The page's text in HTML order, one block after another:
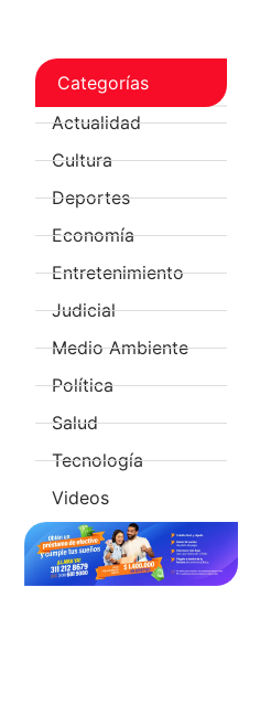
Categorías
Actualidad
Cultura
Deportes
Economía
Entretenimiento
Judicial
Medio Ambiente
Política
Salud
Tecnología
Videos